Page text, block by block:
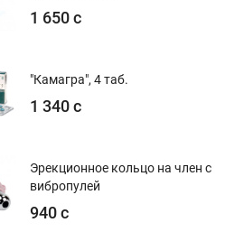
1 650 с
"Камагра", 4 таб.
1 340 с
Эрекционное кольцо на член с
вибропулей
940 с